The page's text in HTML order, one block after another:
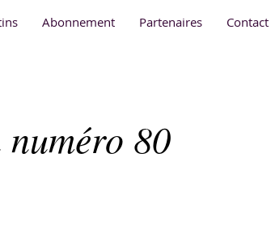
Abonnement Partenaires Contact
80